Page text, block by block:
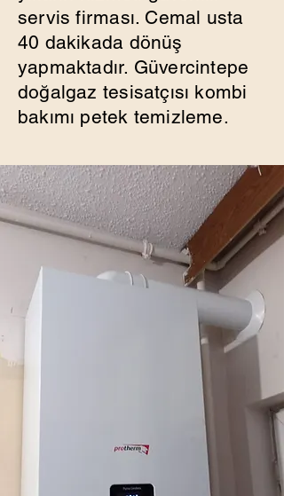
servis firması. Cemal usta
40 dakikada dönüş
yapmaktadır. Güvercintepe
doğalgaz tesisatçısı kombi
bakımı petek temizleme.